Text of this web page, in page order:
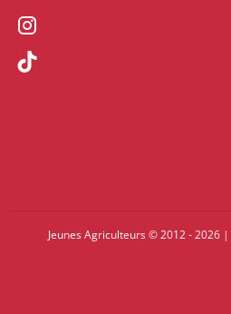
Jeunes Agriculteurs © 2012 - 2026 |